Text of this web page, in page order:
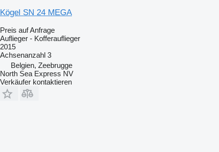
Kögel SN 24 MEGA
Preis auf Anfrage
Auflieger - Kofferauflieger
2015
Achsenanzahl 3
Belgien, Zeebrugge
North Sea Express NV
Verkäufer kontaktieren